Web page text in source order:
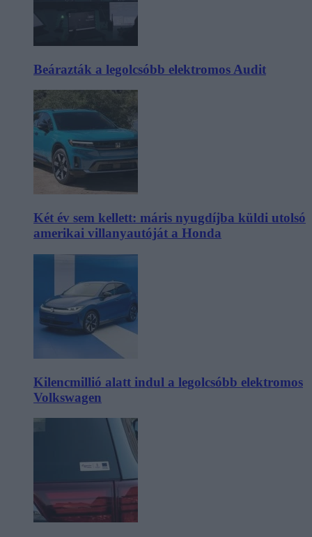
Beárazták a legolcsóbb elektromos Audit
Két év sem kellett: máris nyugdíjba küldi utolsó
amerikai villanyautóját a Honda
Kilencmillió alatt indul a legolcsóbb elektromos
Volkswagen